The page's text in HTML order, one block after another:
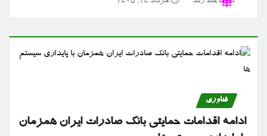
فناوری
ادامه اقدامات حمایتی بانک صادرات ایران همزمان